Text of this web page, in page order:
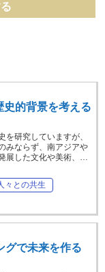
史的背景を考える
を研究していますが、
みならず、南アジアや
展した文化や美術、…
々との共生
グで未来を作る